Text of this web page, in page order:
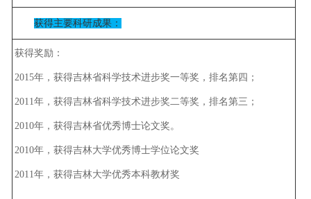
获得主要科研成果：
获得奖励：
2015年，获得吉林省科学技术进步奖一等奖，排名第四；
2011年，获得吉林省科学技术进步奖二等奖，排名第三；
2010年，获得吉林省优秀博士论文奖。
2010年，获得吉林大学优秀博士学位论文奖
2011年，获得吉林大学优秀本科教材奖